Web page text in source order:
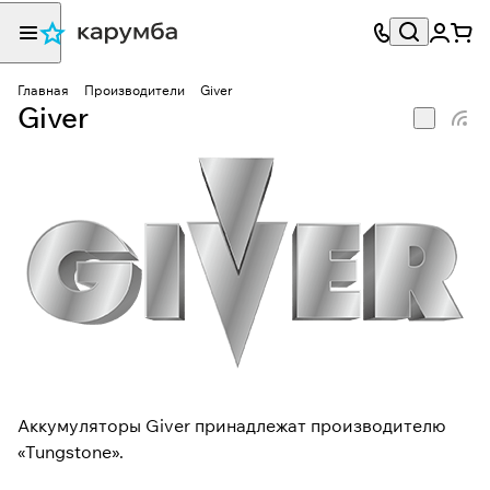
Главная Производители Giver
Giver
Аккумуляторы Giver принадлежат производителю
«Tungstone».